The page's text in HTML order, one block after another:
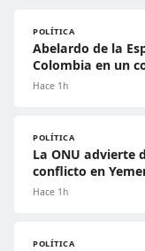
POLÍTICA
Abelardo de la
Colombia en un
Hace 1h
POLÍTICA
La ONU advierte
conflicto en
Hace 1h
POLÍTICA